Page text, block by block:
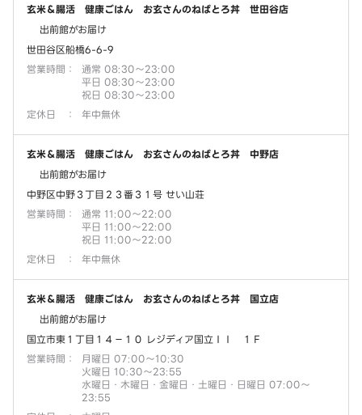
玄米＆腸活 健康ごはん お玄さんのねばとろ丼 世田谷店
出前館がお届け
世田谷区船橋6-6-9
営業時間 ：
通常 08:30～23:00
平日 08:30～23:00
祝日 08:30～23:00
定休日
： 年中無休
玄米＆腸活 健康ごはん お玄さんのねばとろ丼 中野店
出前館がお届け
中野区中野３丁目２３番３１号 せい山荘
営業時間 ：
通常 11:00～22:00
平日 11:00～22:00
祝日 11:00～22:00
定休日
： 年中無休
玄米＆腸活 健康ごはん お玄さんのねばとろ丼 国立店
出前館がお届け
国立市東１丁目１４－１０ レジディア国立ＩＩ １Ｆ
営業時間 ：
月曜日 07:00～10:30
火曜日 10:30～23:55
水曜日・木曜日・金曜日・土曜日・日曜日 07:00～
23:55